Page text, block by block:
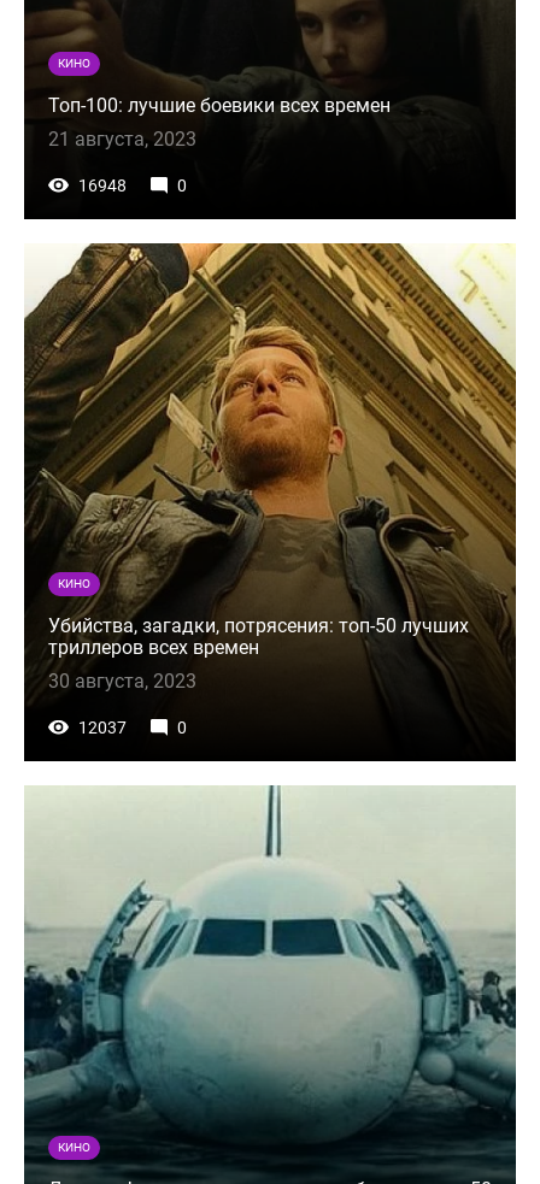
КИНО
Топ-100: лучшие боевики всех времен
21 августа, 2023
16948 0
КИНО
Убийства, загадки, потрясения: топ-50 лучших
триллеров всех времен
30 августа, 2023
12037 0
КИНО